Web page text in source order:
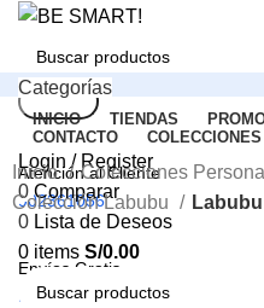
Search
Atención al Cliente
902361056
Envíos Gratis
Lima y Provincias
Categorías
INICIO TIENDAS
CONTACTO
Login / Register
0 Comparar
0 Lista de Deseos
0 items S/0.00
Inicio
Colecciones
Colección Labubu
Click to enlarge